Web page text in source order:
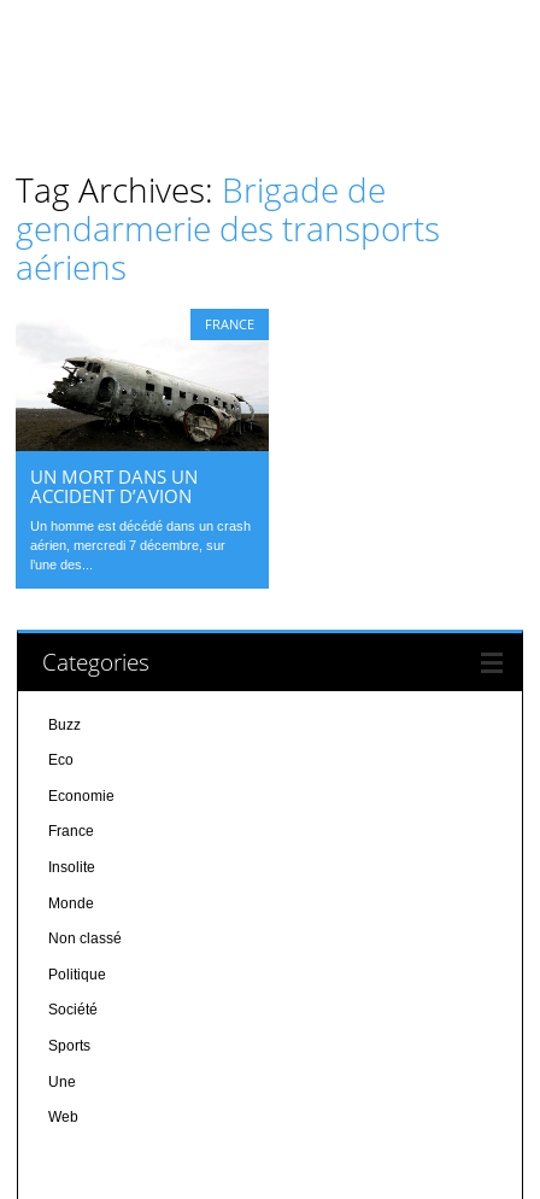
Tag Archives: Brigade de
gendarmerie des transports
aériens
FRANCE
UN MORT DANS UN
ACCIDENT D’AVION
Un homme est décédé dans un crash
aérien, mercredi 7 décembre, sur
l’une des...
Categories
Buzz
Eco
Economie
France
Insolite
Monde
Non classé
Politique
Société
Sports
Une
Web